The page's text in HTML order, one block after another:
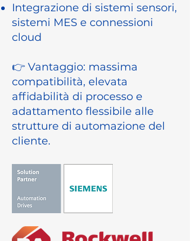
Integrazione di sistemi sensori,
sistemi MES e connessioni
cloud
👉 Vantaggio: massima
compatibilità, elevata
affidabilità di processo e
adattamento flessibile alle
strutture di automazione del
cliente.